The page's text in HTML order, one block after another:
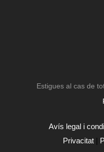
Estigues al cas de
Avís legal i
Privacitat |